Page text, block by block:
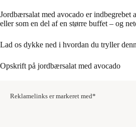
Jordbærsalat med avocado er indbegrebet
eller som en del af en større buffet – og
Lad os dykke ned i hvordan du tryller
Opskrift på jordbærsalat med avocado
Reklamelinks er markeret med*